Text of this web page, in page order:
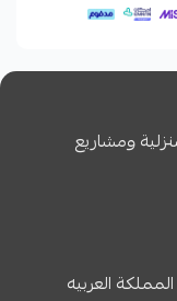
ومشاريع
العربيه